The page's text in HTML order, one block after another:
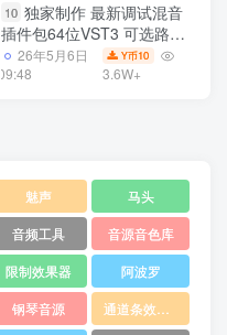
10 独家制作 最新调试混音
插件包64位VST3 可选路径
一键安装550个效果器合集
v3.0 WiN 支持定制
26年5月6日
09:48
Y币10
3.6W+
魅声
马头
音频工具
音源音色库
限制效果器
阿波罗
钢琴音源
通道条效果器